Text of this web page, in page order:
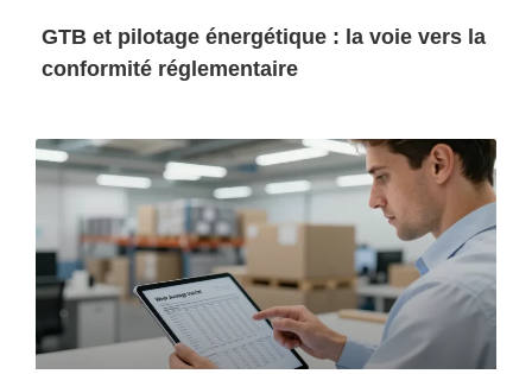
GTB et pilotage énergétique : la voie vers la
conformité réglementaire